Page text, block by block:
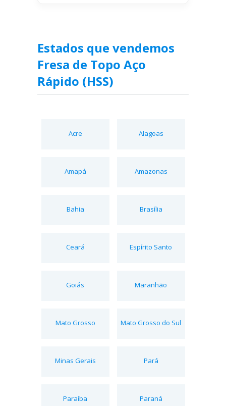
Estados que vendemos
Fresa de Topo Aço
Rápido (HSS)
Acre Alagoas
Amapá Amazonas
Bahia Brasília
Ceará Espírito Santo
Goiás Maranhão
Mato Grosso Mato Grosso do Sul
Minas Gerais Pará
Paraíba Paraná